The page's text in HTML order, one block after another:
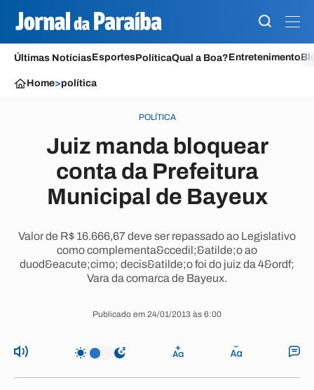
Últimas NotíciasEsportesPolíticaQual a Boa?Entretenimento
Home>política
POLÍTICA
Juiz manda bloquear
conta da Prefeitura
Municipal de Bayeux
Valor de R$ 16.666,67 deve ser repassado ao Legislativo
como complementa&ccedil;&atilde;o ao
duod&eacute;cimo; decis&atilde;o foi do juiz da 4&ordf;
Vara da comarca de Bayeux.
Publicado em 24/01/2013 às 6:00